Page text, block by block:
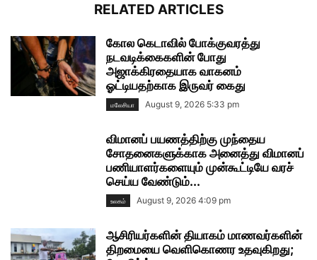
RELATED ARTICLES
கோல கெடாவில் போக்குவரத்து
நடவடிக்கைகளின் போது
அஜாக்கிரதையாக வாகனம்
ஓட்டியதற்காக இருவர் கைது
மலேசியா August 9, 2026 5:33 pm
விமானப் பயணத்திற்கு முந்தைய
சோதனைகளுக்காக அனைத்து விமானப்
பணியாளர்களையும் முன்கூட்டியே வரச்
செய்ய வேண்டும்...
உலகம் August 9, 2026 4:09 pm
ஆசிரியர்களின் தியாகம் மாணவர்களின்
திறமையை வெளிகொணர உதவுகிறது;